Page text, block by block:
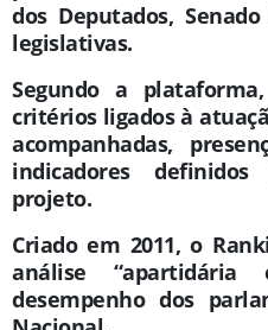
dos Deputados,
legislativas.
Segundo a
critérios ligados à
acompanhadas,
indicadores
projeto.
Criado em 2011, o
análise
desempenho dos